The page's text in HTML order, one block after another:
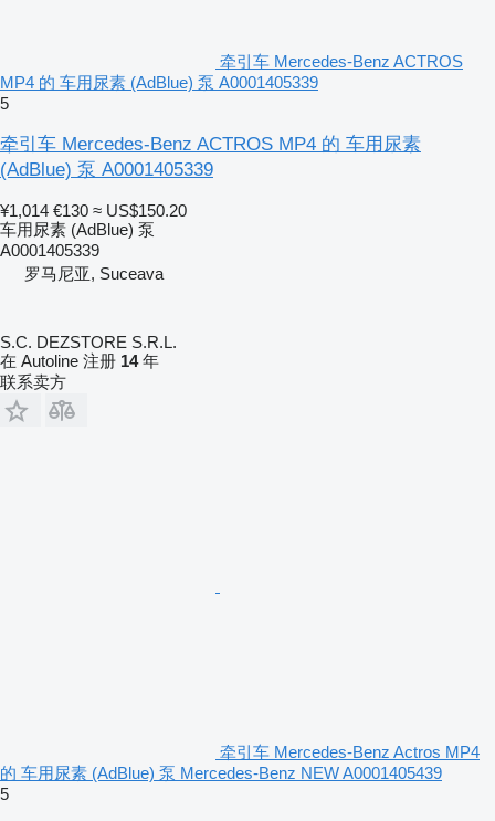
牵引车 Mercedes-Benz ACTROS
MP4 的 车用尿素 (AdBlue) 泵 A0001405339
5
牵引车 Mercedes-Benz ACTROS MP4 的 车用尿素
(AdBlue) 泵 A0001405339
¥1,014 €130 ≈ US$150.20
车用尿素 (AdBlue) 泵
A0001405339
罗马尼亚, Suceava
S.C. DEZSTORE S.R.L.
在 Autoline 注册 14年
联系卖方
牵引车 Mercedes-Benz Actros MP4
的 车用尿素 (AdBlue) 泵 Mercedes-Benz NEW A0001405439
5